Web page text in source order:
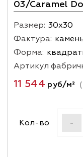
03/Caramel
Размер: 30х30
Фактура:
Форма:
Артикул
11 544 руб/м²
Кол-во -